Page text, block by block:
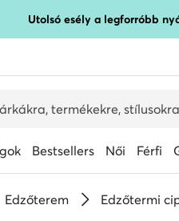
Utolsó esély a legforróbb
Bestsellers Női Férfi
Edzőterem Edzőtermi